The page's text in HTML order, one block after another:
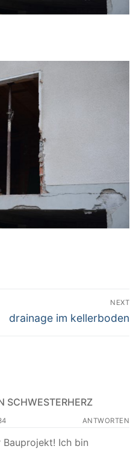
NEXT
Next
drainage im kellerboden
SCHWESTERHERZ
ANTWORTEN
Bauprojekt! Ich bin